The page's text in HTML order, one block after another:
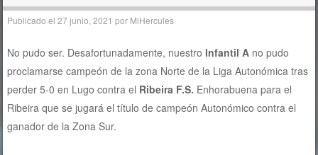
Publicado el27 junio, 2021 por MiHercules
No pudo ser. Desafortunadamente, nuestro Infantil A no pudo
proclamarse campeón de la zona Norte de la Liga Autonómica tras
perder 5-0 en Lugo contra el Ribeira F.S. Enhorabuena para el
Ribeira que se jugará el título de campeón Autonómico contra el
ganador de la Zona Sur.